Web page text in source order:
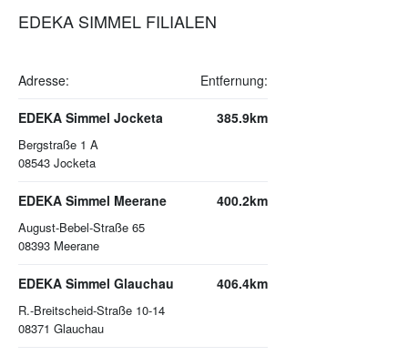
EDEKA SIMMEL FILIALEN
Adresse: Entfernung:
EDEKA Simmel Jocketa
Bergstraße 1 A
08543 Jocketa
385.9km
EDEKA Simmel Meerane
August-Bebel-Straße 65
08393 Meerane
400.2km
EDEKA Simmel Glauchau
R.-Breitscheid-Straße 10-14
08371 Glauchau
406.4km